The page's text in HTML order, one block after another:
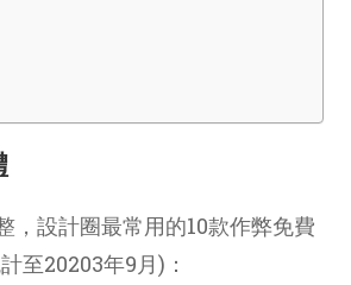
，設計圈最常用的10款作弊免費
至20203年9月)：